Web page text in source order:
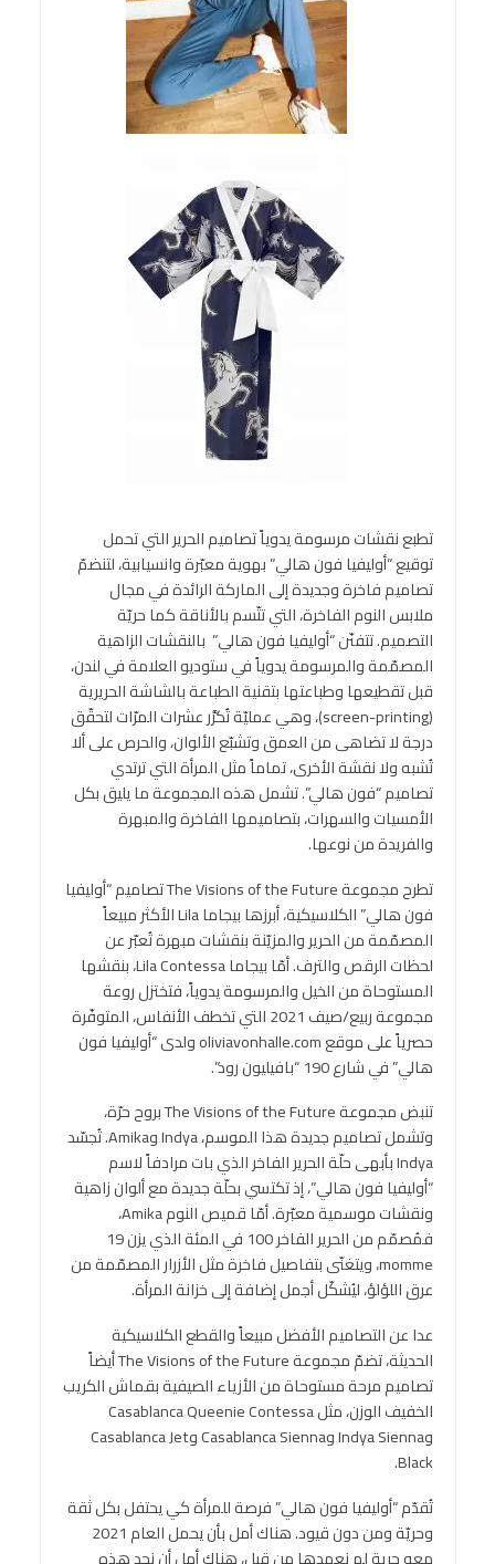
تطبع نقشات مرسومة يدوياً تصاميم الحرير التي تحمل
توقيع “أوليفيا فون هالي” بهوية معبّرة وانسيابية، لتنضمّ
تصاميم فاخرة وجديدة إلى الماركة الرائدة في مجال
ملابس النوم الفاخرة، التي تتّسم بالأناقة كما حريّة
التصميم. تتفنّن “أوليفيا فون هالي” بالنقشات الزاهية
المصمّمة والمرسومة يدوياً في ستوديو العلامة في لندن،
قبل تقطيعها وطباعتها بتقنية الطباعة بالشاشة الحريرية
(screen-printing)، وهي عمليّة تُكرَّر عشرات المرّات لتحقّق
درجة لا تضاهى من العمق وتشبّع الألوان، والحرص على ألا
تُشبه ولا نقشة الأخرى، تماماً مثل المرأة التي ترتدي
تصاميم “فون هالي”. تشمل هذه المجموعة ما يليق بكل
الأمسيات والسهرات، بتصاميمها الفاخرة والمبهرة
والفريدة من نوعها.
تطرح مجموعة The Visions of the Future تصاميم “أوليفيا
فون هالي” الكلاسيكية، أبرزها بيجاما Lila الأكثر مبيعاً
المصمّمة من الحرير والمزيّنة بنقشات مبهرة تُعبّر عن
لحظات الرقص والترف. أمّا بيجاما Lila Contessa، بنقشها
المستوحاة من الخيل والمرسومة يدوياً، فتختزل روعة
مجموعة ربيع/صيف 2021 التي تخطف الأنفاس، المتوفّرة
حصرياً على موقع oliviavonhalle.com ولدى “أوليفيا فون
هالي” في شارع 190 “بافيليون رود”.
تنبض مجموعة The Visions of the Future بروح حرّة،
وتشمل تصاميم جديدة هذا الموسم، Indya وAmika. تُجسّد
Indya بأبهى حلّة الحرير الفاخر الذي بات مرادفاً لاسم
“أوليفيا فون هالي”، إذ تكتسي بحلّة جديدة مع ألوان زاهية
ونقشات موسمية معبّرة. أمّا قميص النوم Amika،
فمُصمّم من الحرير الفاخر 100 في المئة الذي يزن 19
momme، ويتغنّى بتفاصيل فاخرة مثل الأزرار المصمّمة من
عرق اللؤلؤ، ليُشكّل أجمل إضافة إلى خزانة المرأة.
عدا عن التصاميم الأفضل مبيعاً والقطع الكلاسيكية
الحديثة، تضمّ مجموعة The Visions of the Future أيضاً
تصاميم مرحة مستوحاة من الأزياء الصيفية بقماش الكريب
الخفيف الوزن، مثل Casablanca Queenie Contessa
وIndya Sienna وCasablanca Sienna وCasablanca Jet
Black.
تُقدّم “أوليفيا فون هالي” فرصة للمرأة كي يحتفل بكل ثقة
وحريّة ومن دون قيود. هناك أمل بأن يحمل العام 2021